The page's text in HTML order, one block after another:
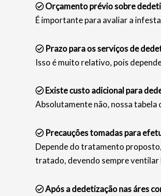
Orçamento prévio sobre
É importante para avaliar a
Prazo para os serviços de
Isso é muito relativo, pois
Existe custo adicional para
Absolutamente não, nossa tabela
Precauções tomadas para
Depende do tratamento
tratado, devendo sempre ventilar
Após a dedetização nas áres